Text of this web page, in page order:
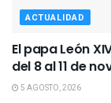
ACTUALIDAD
El papa León
del 8 al 11 de
5 AGOSTO, 2026